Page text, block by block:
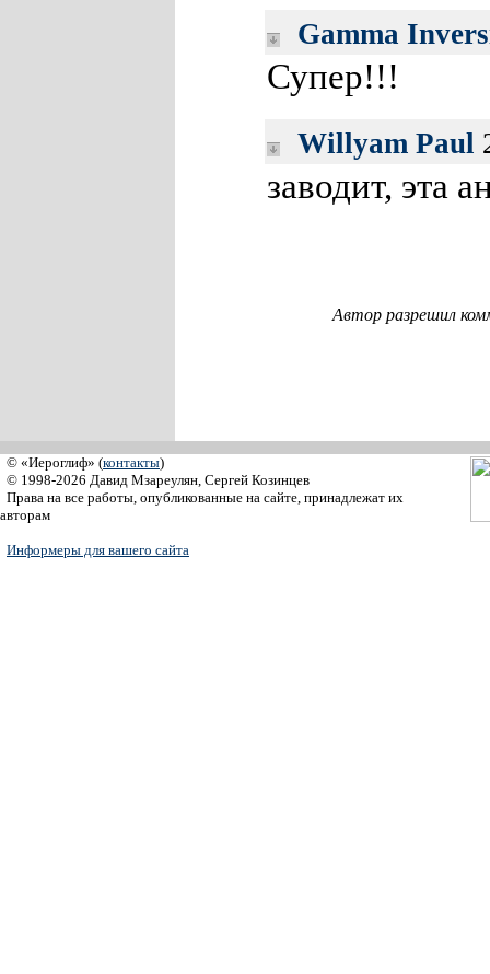
Gamma
Супер!!!
Willyam Paul
заводит, эта
Автор разрешил
© «Иероглиф» (контакты)
© 1998-2026 Давид Мзареулян, Сергей Козинцев
Права на все работы, опубликованные на сайте, принадлежат их
авторам
Информеры для вашего сайта